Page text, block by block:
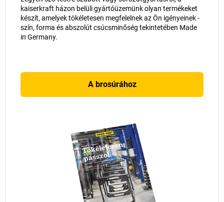
kaiserkraft házon belüli gyártóüzemünk olyan termékeket
készít, amelyek tökéletesen megfelelnek az Ön igényeinek -
szín, forma és abszolút csúcsminőség tekintetében Made
in Germany.
A brosúrához